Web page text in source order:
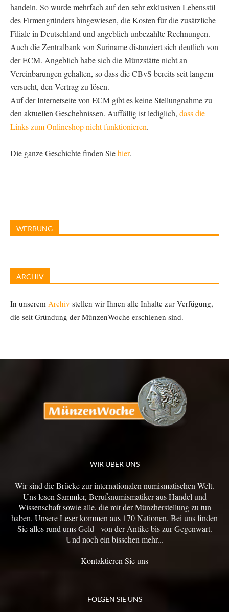
handeln. So wurde mehrfach auf den sehr exklusiven Lebensstil
des Firmengründers hingewiesen, die Kosten für die zusätzliche
Filiale in Deutschland und angeblich unbezahlte Rechnungen.
Auch die Zentralbank von Suriname distanziert sich deutlich von
der ECM. Angeblich habe sich die Münzstätte nicht an
Vereinbarungen gehalten, so dass die CBvS bereits seit langem
versucht, den Vertrag zu lösen.
Auf der Internetseite von ECM gibt es keine Stellungnahme zu
den aktuellen Geschehnissen. Auffällig ist lediglich, dass die
Links zum Onlineshop nicht funktionieren.
Die ganze Geschichte finden Siehier.
WERBUNG
ARCHIV
In unserem Archiv stellen wir Ihnen alle Inhalte zur Verfügung,
die seit Gründung der MünzenWoche erschienen sind.
WIR ÜBER UNS
Wir sind die Brücke zur internationalen numismatischen Welt.
Uns lesen Sammler, Berufsnumismatiker aus Handel und
Wissenschaft sowie alle, die mit der Münzherstellung zu tun
haben. Unsere Leser kommen aus 170 Nationen. Bei uns finden
Sie alles rund ums Geld - von der Antike bis zur Gegenwart.
Und noch ein bisschen mehr...
Kontaktieren Sie uns
FOLGEN SIE UNS